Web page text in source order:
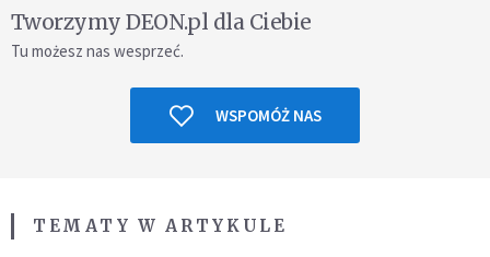
Tworzymy DEON.pl dla Ciebie
Tu możesz nas wesprzeć.
WSPOMÓŻ NAS
TEMATY W ARTYKULE